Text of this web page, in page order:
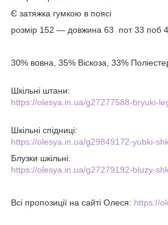
Є затяжка гумкою в поясі
розмір 152 — довжина 63 пот 33 поб
30% вовна, 35% Віскоза, 33%
Шкільні штани:
https://olesya.in.ua/g27277588-bryuki-
Шкільні спідниці:
https://olesya.in.ua/g29849172-yubki-
Блузки шкільні:
https://olesya.in.ua/g27279192-bluzy-
Всі пропозиції на сайті Олеся: https://